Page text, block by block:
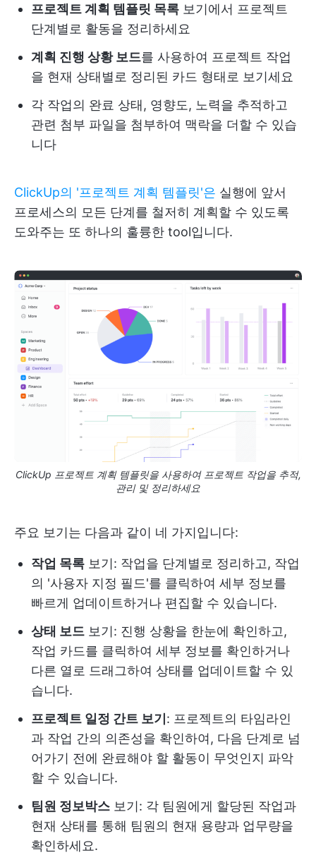
프로젝트 계획 템플릿 목록 보기에서 프로젝트
단계별로 활동을 정리하세요
계획 진행 상황 보드를 사용하여 프로젝트 작업
을 현재 상태별로 정리된 카드 형태로 보기세요
각 작업의 완료 상태, 영향도, 노력을 추적하고
관련 첨부 파일을 첨부하여 맥락을 더할 수 있습
니다
ClickUp의 '프로젝트 계획 템플릿'은 실행에 앞서
프로세스의 모든 단계를 철저히 계획할 수 있도록
도와주는 또 하나의 훌륭한 tool입니다.
ClickUp 프로젝트 계획 템플릿을 사용하여 프로젝트 작업을 추적,
관리 및 정리하세요
주요 보기는 다음과 같이 네 가지입니다:
작업 목록 보기: 작업을 단계별로 정리하고, 작업
의 '사용자 지정 필드'를 클릭하여 세부 정보를
빠르게 업데이트하거나 편집할 수 있습니다.
상태 보드 보기: 진행 상황을 한눈에 확인하고,
작업 카드를 클릭하여 세부 정보를 확인하거나
다른 열로 드래그하여 상태를 업데이트할 수 있
습니다.
프로젝트 일정 간트 보기 : 프로젝트의 타임라인
과 작업 간의 의존성을 확인하여, 다음 단계로 넘
어가기 전에 완료해야 할 활동이 무엇인지 파악
할 수 있습니다.
팀원 정보박스 보기: 각 팀원에게 할당된 작업과
현재 상태를 통해 팀원의 현재 용량과 업무량을
확인하세요.